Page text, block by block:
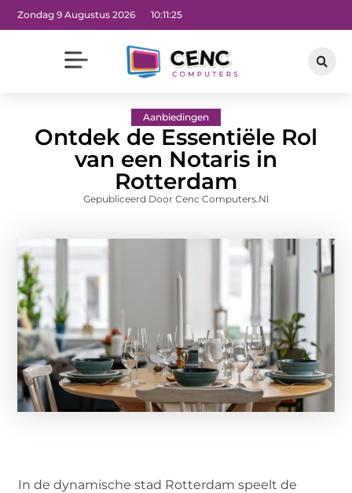
Zondag 9 Augustus 2026 10:11:27
Aanbiedingen
Ontdek de Essentiële Rol
van een Notaris in
Rotterdam
Gepubliceerd Door Cenc Computers.nl
In de dynamische stad Rotterdam speelt de